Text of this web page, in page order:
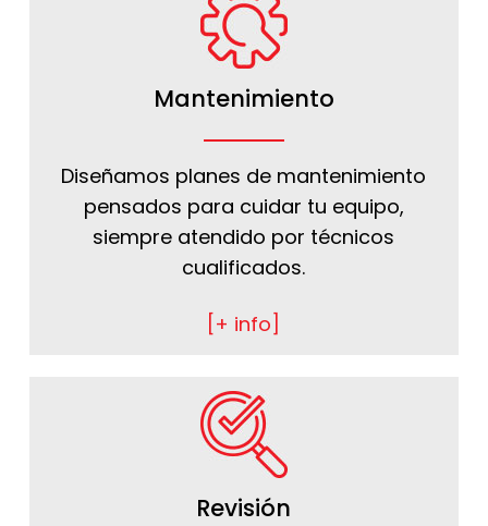
Mantenimiento
Diseñamos planes de mantenimiento
pensados para cuidar tu equipo,
siempre atendido por técnicos
cualificados.
[+ info]
Revisión